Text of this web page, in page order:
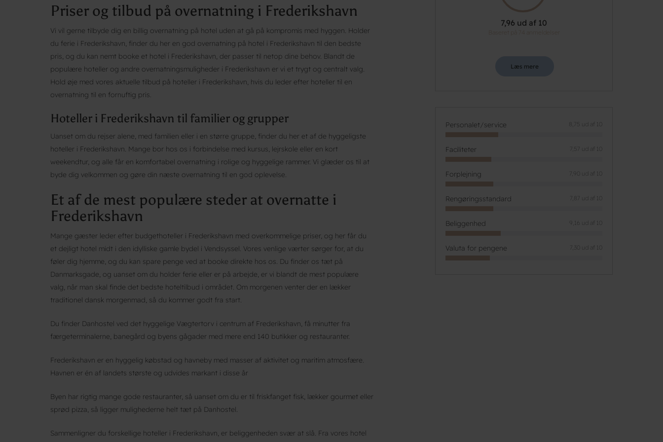
Priser og tilbud på overnatning i Frederikshavn
Vi vil gerne tilbyde dig en billig overnatning på hotel uden at gå på kompromis med hyggen. Holder
du ferie i Frederikshavn, finder du her en god overnatning på hotel i Frederikshavn til den bedste
pris, og du kan nemt booke et hotel i Frederikshavn, der passer til netop dine behov. Blandt de
populære hoteller og andre overnatningsmuligheder i Frederikshavn er vi et trygt og centralt valg.
Hold øje med vores aktuelle tilbud på hoteller i Frederikshavn, hvis du leder efter hoteller til en
overnatning til en fornuftig pris.
Hoteller i Frederikshavn til familier og grupper
Uanset om du rejser alene, med familien eller i en større gruppe, finder du her et af de hyggeligste
hoteller i Frederikshavn. Mange bor hos os i forbindelse med kursus, lejrskole eller en kort
weekendtur, og alle får en komfortabel overnatning i rolige og hyggelige rammer. Vi glæder os til at
byde dig velkommen og gøre din næste overnatning til en god oplevelse.
Et af de mest populære steder at overnatte i
Frederikshavn
Mange gæster leder efter budgethoteller i Frederikshavn med overkommelige priser, og her får du
et dejligt hotel midt i den idylliske gamle bydel i Vendsyssel. Vores venlige værter sørger for, at du
føler dig hjemme, og du kan spare penge ved at booke direkte hos os. Du finder os tæt på
Danmarksgade, og uanset om du holder ferie eller er på arbejde, er vi blandt de mest populære
valg, når man skal finde det bedste hoteltilbud i området. Om morgenen venter der en lækker
traditionel dansk morgenmad, så du kommer godt fra start.
Du finder Danhostel ved det hyggelige Vægtertorv i centrum af Frederikshavn, få minutter fra
færgeterminalerne, banegård og byens gågader med mere end 140 butikker og restauranter.
Frederikshavn er en hyggelig købstad og havneby med masser af aktivitet og maritim atmosfære.
Havnen er én af landets største og udvides markant i disse år
Byen har rigtig mange gode restauranter, så uanset om du er til friskfanget fisk, lækker gourmet eller
sprød pizza, så ligger mulighederne helt tæt på Danhostel.
Sammenligner du forskellige hoteller i Frederikshavn, er beliggenheden svær at slå. Fra vores hotel
7,96 ud af 10
Baseret på 74 anmeldelser
Læs mere
Personalet/service 8,75 ud af 10
Faciliteter 7,57 ud af 10
Forplejning 7,90 ud af 10
Rengøringsstandard 7,87 ud af 10
Beliggenhed 9,16 ud af 10
Valuta for pengene 7,30 ud af 10